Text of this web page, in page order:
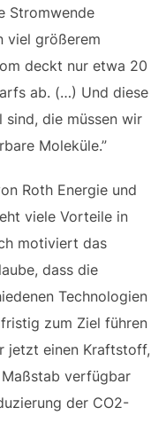
Stromwende
viel größerem
deckt nur etwa 20
ab. (…) Und diese
die müssen wir
Moleküle.”
Roth Energie und
viele Vorteile in
motiviert das
dass die
Technologien
zum Ziel führen
jetzt einen Kraftstoff,
verfügbar
der CO2-